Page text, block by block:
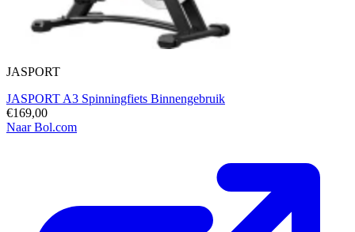
JASPORT
JASPORT A3 Spinningfiets Binnengebruik
€169,00
Naar Bol.com